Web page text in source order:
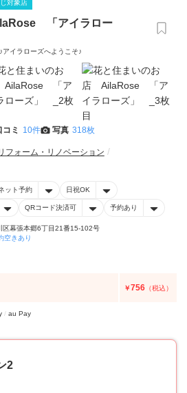
対象店
「アイラロー
イラローズへようこそ♪
コミ 10件 写真 318枚
フォーム・リノベーション
ット予約 日祝OK
QRコード決済可 予約あり
区幕張本郷6丁目21番15-102号
空きあり
￥756 （税込）
au Pay
2